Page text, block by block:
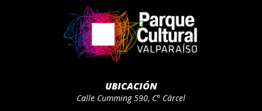
UBICACIÓN
Calle Cumming 590, C° Cárcel